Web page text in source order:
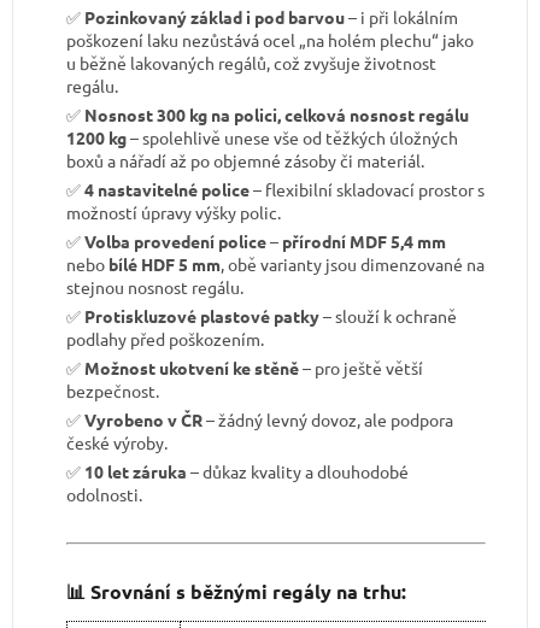
✅ Pozinkovaný základ i pod barvou– i při lokálním
poškození laku nezůstává ocel „na holém plechu“ jako
u běžně lakovaných regálů, což zvyšuje životnost
regálu.
✅ Nosnost 300 kg na polici, celková nosnost regálu
1200 kg– spolehlivě unese vše od těžkých úložných
boxů a nářadí až po objemné zásoby či materiál.
✅4 nastavitelné police– flexibilní skladovací prostor s
možností úpravy výšky polic.
✅Volba provedení police– přírodní MDF 5,4 mm
nebo bílé HDF 5 mm, obě varianty jsou dimenzované na
stejnou nosnost regálu.
✅ Protiskluzové plastové patky– slouží k ochraně
podlahy před poškozením.
✅ Možnost ukotvení ke stěně– pro ještě větší
bezpečnost.
✅Vyrobeno v ČR– žádný levný dovoz, ale podpora
české výroby.
✅ 10 let záruka – důkaz kvality a dlouhodobé
odolnosti.
📊 Srovnání s běžnými regály na trhu: